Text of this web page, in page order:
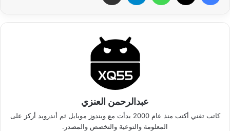
عبدالرحمن العنزي
كاتب تقني أكتب منذ عام 2000 بدأت مع ويندوز موبايل ثم أندرويد أركز على
المعلومة والتوعية والتخصص والمصدر.